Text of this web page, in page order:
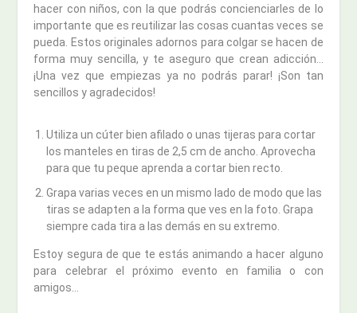
hacer con niños, con la que podrás concienciarles de lo
importante que es reutilizar las cosas cuantas veces se
pueda. Estos originales adornos para colgar se hacen de
forma muy sencilla, y te aseguro que crean adicción…
¡Una vez que empiezas ya no podrás parar! ¡Son tan
sencillos y agradecidos!
Utiliza un cúter bien afilado o unas tijeras para cortar
los manteles en tiras de 2,5 cm de ancho. Aprovecha
para que tu peque aprenda a cortar bien recto.
Grapa varias veces en un mismo lado de modo que las
tiras se adapten a la forma que ves en la foto. Grapa
siempre cada tira a las demás en su extremo.
Estoy segura de que te estás animando a hacer alguno
para celebrar el próximo evento en familia o con
amigos…